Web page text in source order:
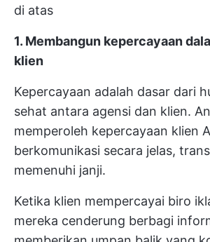
di atas
1. Membangun kepercayaan
klien
Kepercayaan adalah dasar dari
sehat antara agensi dan klien.
memperoleh kepercayaan klien
berkomunikasi secara jelas,
memenuhi janji.
Ketika klien mempercayai biro
mereka cenderung berbagi